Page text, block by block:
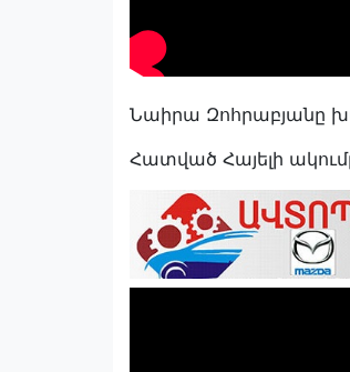
Նաիրա Զոհրաբյանը
Հատված Հայելի